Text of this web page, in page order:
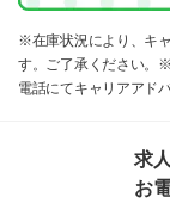
※在庫状況により、キ
す。ご了承ください。
電話にてキャリアアド
求
お